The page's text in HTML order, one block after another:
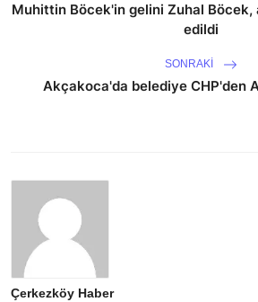
Muhittin Böcek'in gelini Zuhal
edildi
SONRAKI
Akçakoca'da belediye CHP'den
Çerkezköy Haber